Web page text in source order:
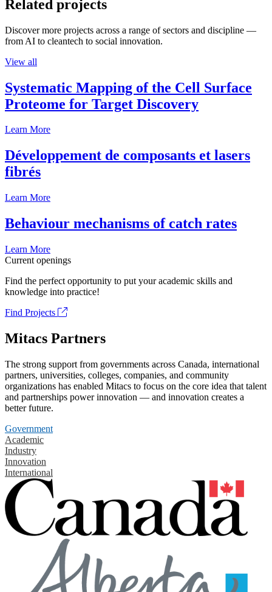
Related projects
Discover more projects across a range of sectors and discipline —
from AI to cleantech to social innovation.
View all
Systematic Mapping of the Cell Surface
Proteome for Target Discovery
Learn More
Développement de composants et lasers
fibrés
Learn More
Behaviour mechanisms of catch rates
Learn More
Current openings
Find the perfect opportunity to put your academic skills and
knowledge into practice!
Find Projects
Mitacs Partners
The strong support from governments across Canada, international
partners, universities, colleges, companies, and community
organizations has enabled Mitacs to focus on the core idea that talent
and partnerships power innovation — and innovation creates a
better future.
Government
Academic
Industry
Innovation
International